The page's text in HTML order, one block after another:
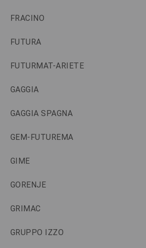
FRACINO
FUTURA
FUTURMAT-ARIETE
GAGGIA
GAGGIA SPAGNA
GEM-FUTUREMA
GIME
GORENJE
GRIMAC
GRUPPO IZZO